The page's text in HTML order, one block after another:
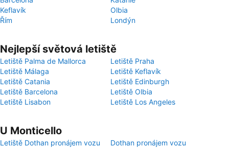
Keflavík
Olbia
Řím
Londýn
Nejlepší světová letiště
Letiště Palma de Mallorca
Letiště Praha
Letiště Málaga
Letiště Keflavík
Letiště Catania
Letiště Edinburgh
Letiště Barcelona
Letiště Olbia
Letiště Lisabon
Letiště Los Angeles
U Monticello
Letiště Dothan pronájem vozu
Dothan pronájem vozu